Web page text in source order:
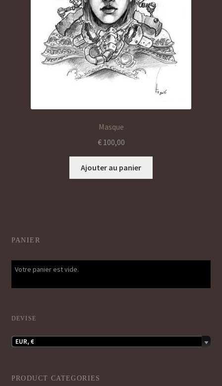
Masque
€100,00
Ajouter au panier
PANIER
Votre panier est vide.
DEVISE
EUR, €
PRODUCT CATEGORIES